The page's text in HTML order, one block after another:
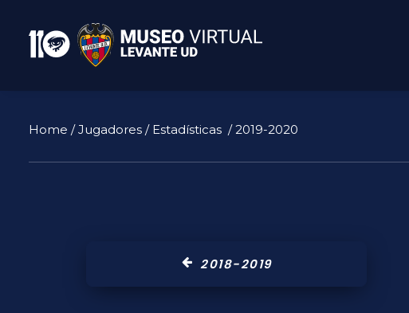
Home /Jugadores / Estadísticas / 2019-2020
2018-2019